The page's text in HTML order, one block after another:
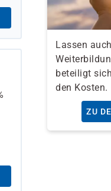
Lassen
beteiligt
den Kosten.
ZU